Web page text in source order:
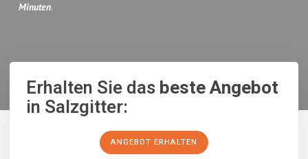
Minuten.
Erhalten Sie dasbeste Angebot
in Salzgitter:
ANGEBOT ERHALTEN